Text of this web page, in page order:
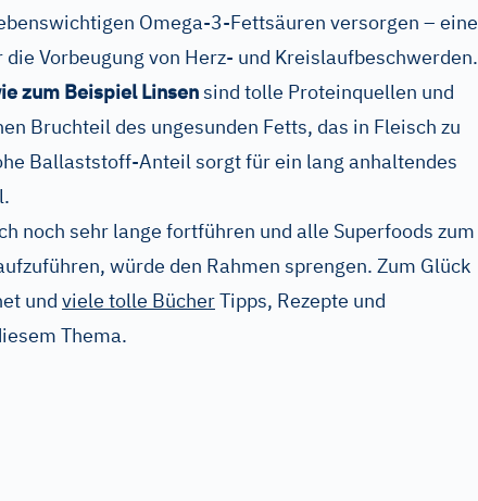
Omega-3-Fettsäuren versorgen – eine
Vorbeugung von Herz- und Kreislaufbeschwerden.
zum Beispiel Linsensind tolle Proteinquellen und
Bruchteil des ungesunden Fetts, das in Fleisch zu
Ballaststoff-Anteil sorgt für ein lang anhaltendes
noch sehr lange fortführen und alle Superfoods zum
würde den Rahmen sprengen. Zum Glück
und viele tolle BücherTipps, Rezepte und
Thema.